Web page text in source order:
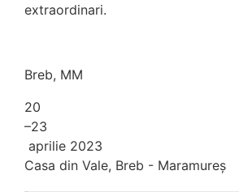
extraordinari.
Breb, MM
20
–23
aprilie 2023
Casa din Vale, Breb - Maramureș